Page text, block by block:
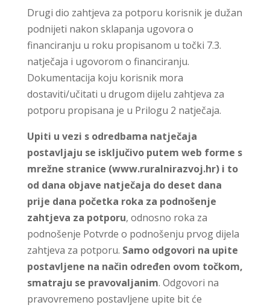
Drugi dio zahtjeva za potporu korisnik je dužan
podnijeti nakon sklapanja ugovora o
financiranju u roku propisanom u točki 7.3.
natječaja i ugovorom o financiranju.
Dokumentacija koju korisnik mora
dostaviti/učitati u drugom dijelu zahtjeva za
potporu propisana je u Prilogu 2 natječaja.
Upiti u vezi s odredbama natječaja
postavljaju se isključivo putem web forme s
mrežne stranice (www.ruralnirazvoj.hr) i to
od dana objave natječaja do deset dana
prije dana početka roka za podnošenje
zahtjeva za potporu, odnosno roka za
podnošenje Potvrde o podnošenju prvog dijela
zahtjeva za potporu. Samo odgovori na upite
postavljene na način određen ovom točkom,
smatraju se pravovaljanim. Odgovori na
pravovremeno postavljene upite bit će